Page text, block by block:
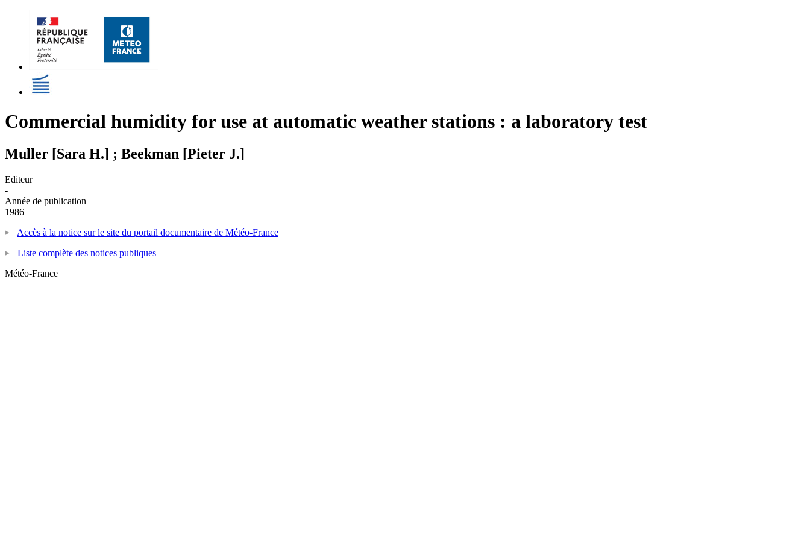
Commercial humidity for use at automatic weather stations : a laboratory test
Muller [Sara H.] ; Beekman [Pieter J.]
Editeur
-
Année de publication
1986
Accès à la notice sur le site du portail documentaire de Météo-France
Liste complète des notices publiques
Météo-France